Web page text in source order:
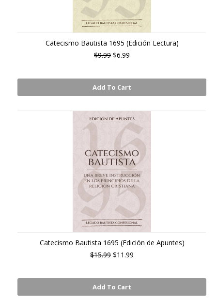
Catecismo Bautista 1695 (Edición Lectura)
$9.99 $6.99
Add To Cart
Catecismo Bautista 1695 (Edición de Apuntes)
$15.99 $11.99
Add To Cart